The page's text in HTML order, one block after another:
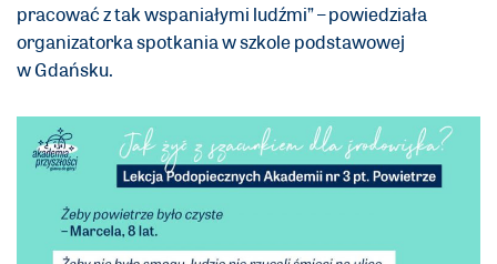
pracować z tak wspaniałymi ludźmi” – powiedziała
organizatorka spotkania w szkole podstawowej
w Gdańsku.